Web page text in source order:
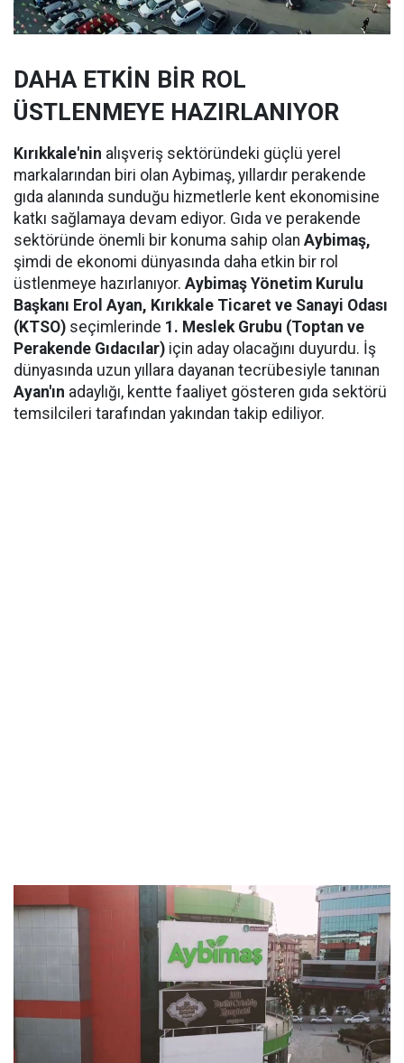
DAHA ETKİN BİR ROL
ÜSTLENMEYE HAZIRLANIYOR
Kırıkkale'nin alışveriş sektöründeki güçlü yerel
markalarından biri olan Aybimaş, yıllardır perakende
gıda alanında sunduğu hizmetlerle kent ekonomisine
katkı sağlamaya devam ediyor. Gıda ve perakende
sektöründe önemli bir konuma sahip olan Aybimaş,
şimdi de ekonomi dünyasında daha etkin bir rol
üstlenmeye hazırlanıyor. Aybimaş Yönetim Kurulu
Başkanı Erol Ayan, Kırıkkale Ticaret ve Sanayi Odası
(KTSO) seçimlerinde 1. Meslek Grubu (Toptan ve
Perakende Gıdacılar) için aday olacağını duyurdu. İş
dünyasında uzun yıllara dayanan tecrübesiyle tanınan
Ayan'ın adaylığı, kentte faaliyet gösteren gıda sektörü
temsilcileri tarafından yakından takip ediliyor.